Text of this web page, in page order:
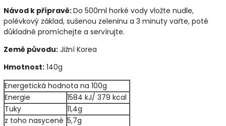
Návod k přípravě:Do 500ml horké vody vložte nudle,
polévkový základ, sušenou zeleninu a 3 minuty vařte, poté
důkladně promíchejte a servírujte.
Země původu: Jižní Korea
Hmotnost: 140g
Energetická hodnota na 100g
Energie
1584 kJ/ 379 kcal
Tuky
11,4g
z toho nasycené 5,7g